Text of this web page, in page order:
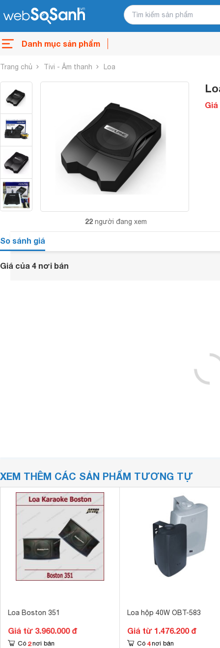
Danh mục sản phẩm
Trang chủ Tivi - Âm thanh Loa
22 người đang xem
Giá
So sánh giá
Giá của 4 nơi bán
XEM THÊM CÁC SẢN PHẨM TƯƠNG TỰ
Loa Boston 351
Giá từ 3.960.000 đ
Có 2 nơi bán
Loa hộp 40W OBT-583
Giá từ 1.476.200 đ
Có 4 nơi bán